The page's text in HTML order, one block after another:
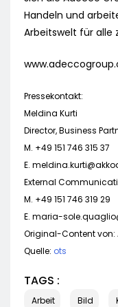
Handeln und
Arbeitswelt für alle
Pressekontakt:
Meldina Kurti
Director, Business
M. +49 151 746 315 37
E.
External
M. +49 151 746 319 29
E. maria-
Original-Content von:
Quelle: ots
TAGS :
Arbeit Bild